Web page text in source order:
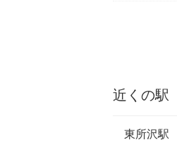
近くの駅
東所沢駅